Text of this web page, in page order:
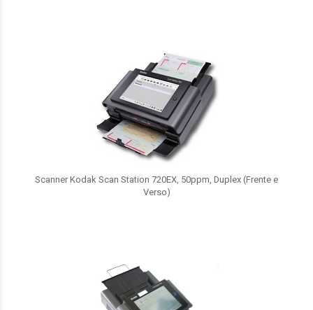
Scanner Kodak Scan Station 720EX, 50ppm, Duplex (Frente e
Verso)